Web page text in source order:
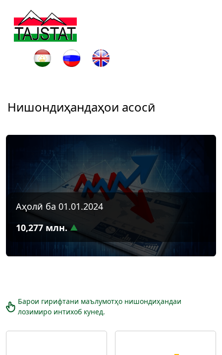
Нишондиҳандаҳои асосӣ
Аҳолӣ ба 01.01.2024
10,277 млн.
Барои гирифтани маълумотҳо нишондиҳандаи
лозимиро интихоб кунед.